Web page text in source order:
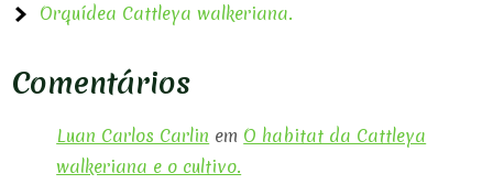
Orquídea Cattleya walkeriana.
Comentários
Luan Carlos Carlin em O habitat da Cattleya
walkeriana e o cultivo.